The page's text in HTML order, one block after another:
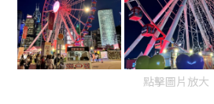
點擊圖片放大